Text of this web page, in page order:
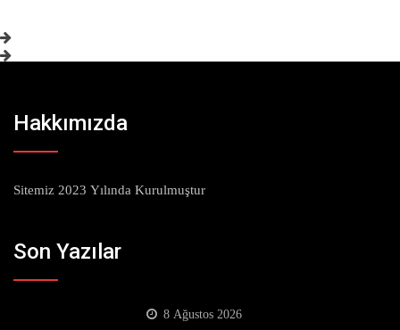
Hakkımızda
Sitemiz 2023 Yılında Kurulmuştur
Son Yazılar
8 Ağustos 2026